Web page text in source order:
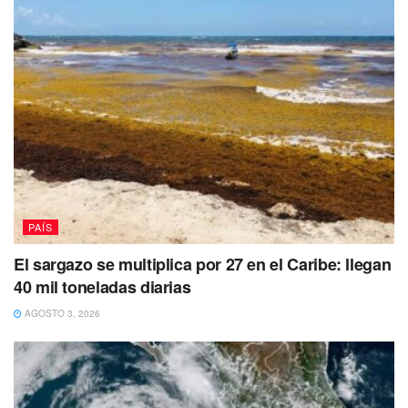
cuando un hombre moreno robusto y de playera blanca
bajó de una tipo Urban sorprendiéndola por la espalda
para que esta se tirara al piso y la arrastró hacia unos
matorrales y la jaloneó durante varios minutos.
Posteriormente el sujeto se dirigió a la camioneta donde
otro hombre lo esperaba para huir. Fue así que la
corporación policiaca de inmediato dio inicio a un
operativo de localización de estos sujetos haciendo uso de
la información de las características del vehículo en el que
huyeron.
PAÍS
El sargazo se multiplica por 27 en el Caribe: llegan
40 mil toneladas diarias
AGOSTO 3, 2026